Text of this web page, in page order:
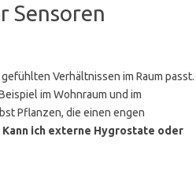
Sensoren
Verhältnissen im Raum passt.
im Wohnraum und im
Pflanzen, die einen engen
Kann ich externe Hygrostate oder